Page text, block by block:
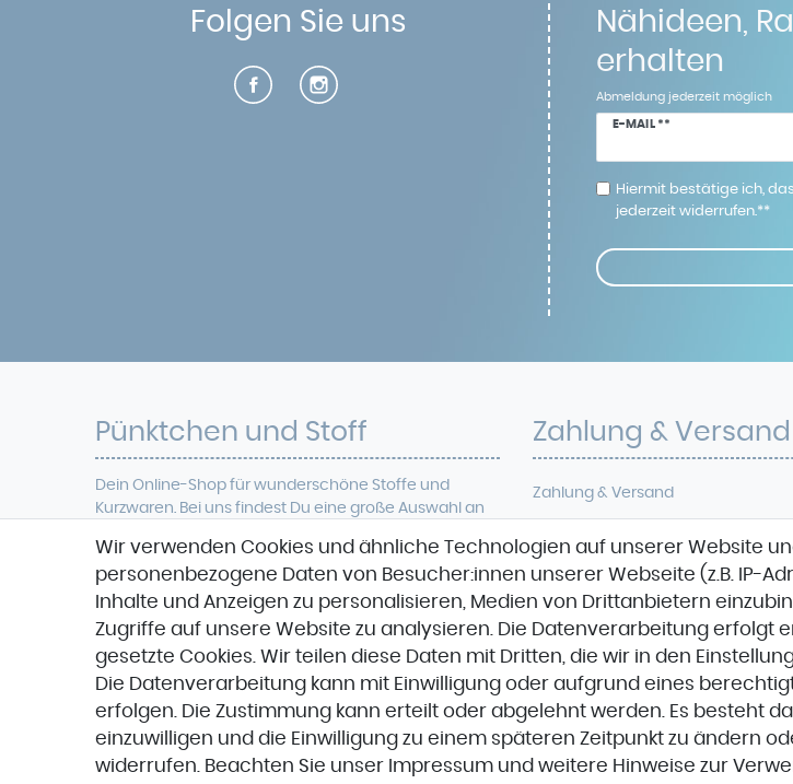
Folgen Sie uns
Nähideen,
erhalten
Abmeldung jederzeit möglich
E-MAIL **
Newsletter
Hiermit bestätige ich,
jederzeit widerrufen.**
Pünktchen und Stoff
Dein Online-Shop für wunderschöne Stoffe und
Kurzwaren. Bei uns findest Du eine große Auswahl an
wie Viskose, Jersey, Cord, French Terry, Baumwolle ,
Softshell, Denim, Jacquard, Veganes Leder uvm.
Zudem führen wir eine große Anzahl verschieden
Designer-Stoffe und Marken wie Hamburger Liebe,
Stenzo,
Stoffspektakel oder Glünz.
Zahlung & Versand
Zahlung & Versand
VORKASSE
Wir verwenden Cookies und ähnliche Technologien auf unserer Website
personenbezogene Daten von Besucher:innen unserer Webseite (z.B. IP-
Inhalte und Anzeigen zu personalisieren, Medien von Drittanbietern
Zugriffe auf unsere Website zu analysieren. Die Datenverarbeitung erfolgt
gesetzte Cookies. Wir teilen diese Daten mit Dritten, die wir in den
Die Datenverarbeitung kann mit Einwilligung oder aufgrund eines
erfolgen. Die Zustimmung kann erteilt oder abgelehnt werden. Es besteht
einzuwilligen und die Einwilligung zu einem späteren Zeitpunkt zu ändern
widerrufen. Beachten Sie unser Impressum und weitere Hinweise zur